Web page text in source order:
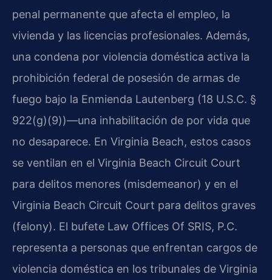
penal permanente que afecta el empleo, la
vivienda y las licencias profesionales. Además,
una condena por violencia doméstica activa la
prohibición federal de posesión de armas de
fuego bajo la Enmienda Lautenberg (18 U.S.C. §
922(g)(9))—una inhabilitación de por vida que
no desaparece. En Virginia Beach, estos casos
se ventilan en el Virginia Beach Circuit Court
para delitos menores (misdemeanor) y en el
Virginia Beach Circuit Court para delitos graves
(felony). El bufete Law Offices Of SRIS, P.C.
representa a personas que enfrentan cargos de
violencia doméstica en los tribunales de Virginia